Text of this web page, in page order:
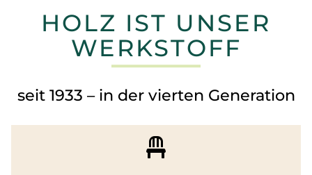
HOLZ IST UNSER
WERKSTOFF
seit 1933 – in der vierten Generation